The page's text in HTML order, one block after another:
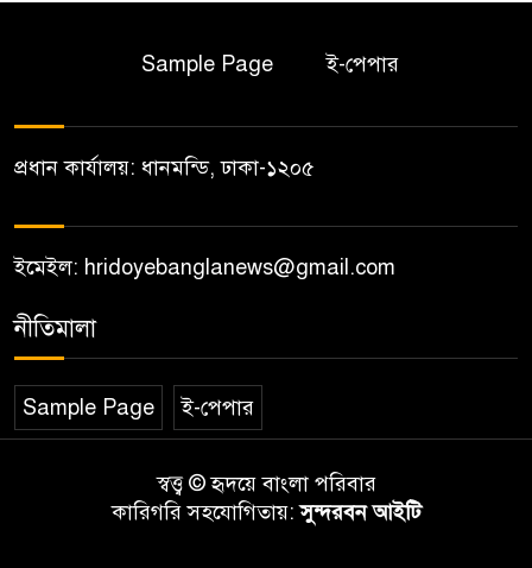
Sample Page ই-পেপার
প্রধান কার্যালয়: ধানমন্ডি, ঢাকা-১২০৫
ইমেইল: hridoyebanglanews@gmail.com
নীতিমালা
Sample Page ই-পেপার
স্বত্ত্ব © হৃদয়ে বাংলা পরিবার
কারিগরি সহযোগিতায়:সুন্দরবন আইটি